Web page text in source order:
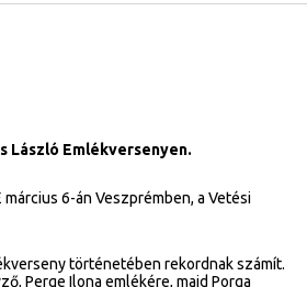
László Emlékversenyen.
6-án Veszprémben, a Vetési
történetében rekordnak számít.
Perge Ilona emlékére, majd Porga